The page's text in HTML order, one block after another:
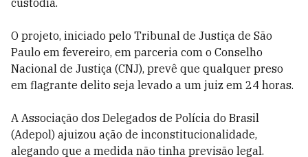
custódia.
O projeto, iniciado pelo Tribunal de Justiça de São
Paulo em fevereiro, em parceria com o Conselho
Nacional de Justiça (CNJ), prevê que qualquer preso
em flagrante delito seja levado a um juiz em 24 horas.
A Associação dos Delegados de Polícia do Brasil
(Adepol) ajuizou ação de inconstitucionalidade,
alegando que a medida não tinha previsão legal.